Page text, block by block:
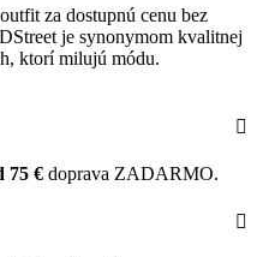
za dostupnú cenu bez
je synonymom kvalitnej
ktorí milujú módu.
75 € doprava ZADARMO.